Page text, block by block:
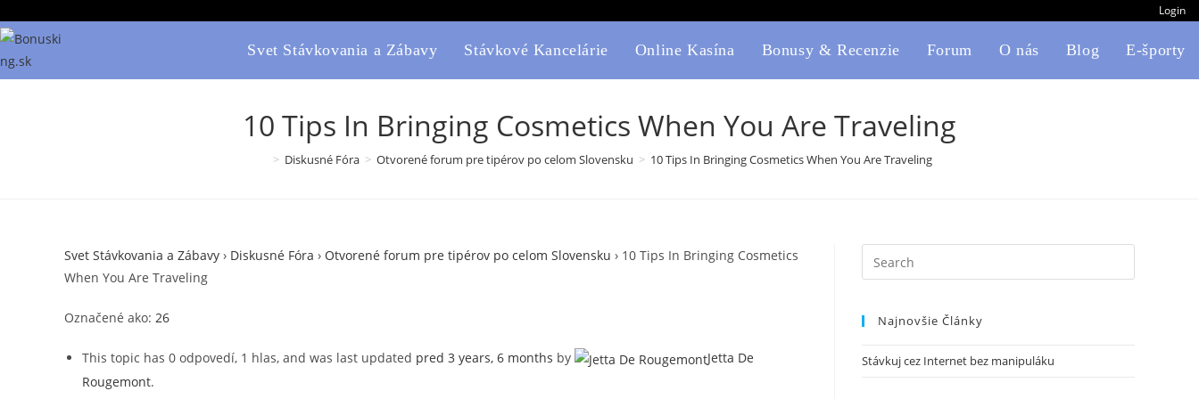
to
content
Login
Svet Stávkovania a Zábavy Stávkové Kancelárie Online Kasína Bonusy & Recenzie Forum O nás Blog E-športy
10 Tips In Bringing Cosmetics When You Are Traveling
> Diskusné Fóra > Otvorené forum pre tipérov po celom Slovensku > 10 Tips In Bringing Cosmetics When You Are Traveling
Svet Stávkovania a Zábavy › Diskusné Fóra › Otvorené forum pre tipérov po celom Slovensku › 10 Tips In Bringing Cosmetics
When You Are Traveling
Označené ako: 26
This topic has 0 odpovedí, 1 hlas, and was last updated pred 3 years, 6 months by
Jetta De
Rougemont.
Search
this
Najnovšie Články
Stávkuj cez Internet bez manipuláku